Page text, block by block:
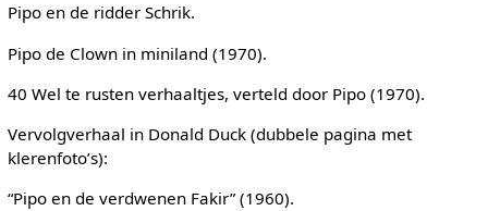
Pipo en de ridder Schrik.
Pipo de Clown in miniland (1970).
40 Wel te rusten verhaaltjes, verteld door Pipo (1970).
Vervolgverhaal in Donald Duck (dubbele pagina met
klerenfoto’s):
“Pipo en de verdwenen Fakir” (1960).